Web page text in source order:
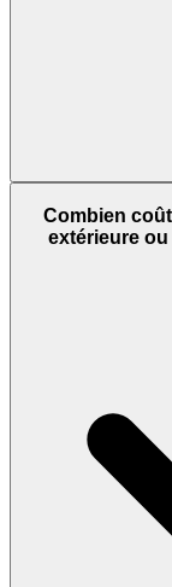
Combien
extérieure